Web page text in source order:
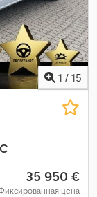
1 / 15
35 950 €
цена